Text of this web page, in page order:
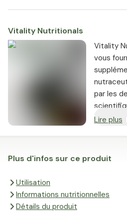
Plus d'infos sur ce produit
Utilisation
Informations nutritionnelles
Détails du produit
Vitality Nutritionals
Vitality
vous
par les
preuves.
Lire plus